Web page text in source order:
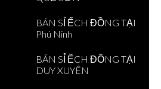
BÁN SỈ ẾCH ĐỒNG TẠI
Phú Ninh
BÁN SỈ ẾCH ĐỒNG TẠI
DUY XUYÊN